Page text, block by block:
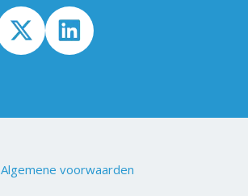
Algemene voorwaarden